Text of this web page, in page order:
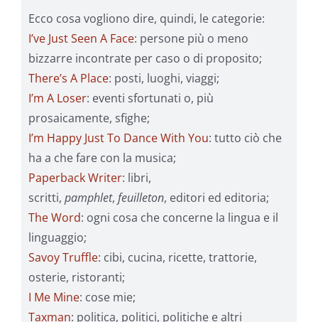
Ecco cosa vogliono dire, quindi, le categorie:
I’ve Just Seen A Face: persone più o meno
bizzarre incontrate per caso o di proposito;
There’s A Place: posti, luoghi, viaggi;
I’m A Loser: eventi sfortunati o, più
prosaicamente, sfighe;
I’m Happy Just To Dance With You: tutto ciò che
ha a che fare con la musica;
Paperback Writer: libri,
scritti, pamphlet, feuilleton, editori ed editoria;
The Word: ogni cosa che concerne la lingua e il
linguaggio;
Savoy Truffle: cibi, cucina, ricette, trattorie,
osterie, ristoranti;
I Me Mine: cose mie;
Taxman: politica, politici, politiche e altri